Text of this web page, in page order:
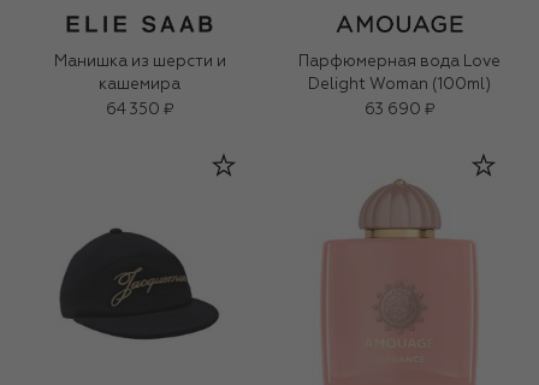
Манишка из шерсти и
кашемира
64 350 ₽
Парфюмерная вода Love
Delight Woman (100ml)
63 690 ₽